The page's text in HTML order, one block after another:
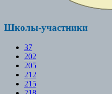
Школы-участники
37
202
205
212
215